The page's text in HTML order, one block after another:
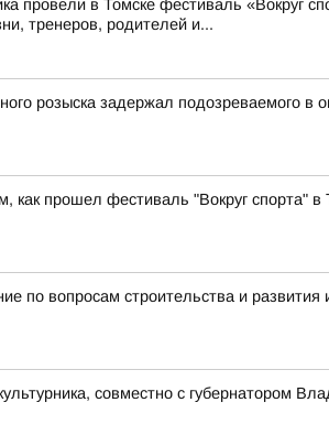
провели в Томске фестиваль «Вокруг
тренеров, родителей и...
розыска задержал подозреваемого в
как прошел фестиваль "Вокруг спорта" в
по вопросам строительства и развития
совместно с губернатором